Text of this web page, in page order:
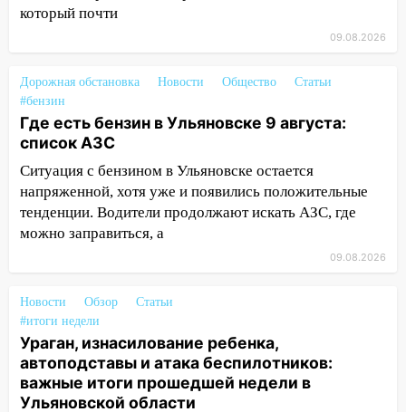
важные итоги прошедшей недели в
трамвайную и троллейбусную
инфраструктуру после шторма.
08:19
Внимание! В Цильнинском районе
08:11 На Ульяновск снова надвигается
непогода
07:30
Евро-3 вместо Евро-5: что
означают классы бензина и можно ли
современные автомобили
06:30
Какая погода будет в Ульяновской
области днем 9 августа
05:05 День, когда всё может
который почти
09.08.2026
Дорожная обстановка Новости Общество
Статьи
#бензин
Где есть бензин в Ульяновске 9 августа:
список АЗС
Ситуация с бензином в Ульяновске остается
напряженной, хотя уже и появились положительные
тенденции. Водители продолжают искать АЗС, где
можно заправиться, а
09.08.2026
Новости Обзор
Статьи
#итоги недели
Ураган, изнасилование ребенка,
автоподставы и атака беспилотников:
важные итоги прошедшей недели в
Ульяновской области